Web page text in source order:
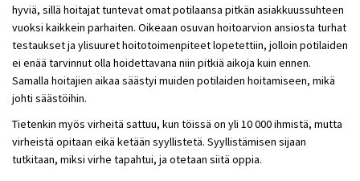
hyviä, sillä hoitajat tuntevat omat potilaansa pitkän asiakkuussuhteen
vuoksi kaikkein parhaiten. Oikeaan osuvan hoitoarvion ansiosta turhat
testaukset ja ylisuuret hoitotoimenpiteet lopetettiin, jolloin potilaiden
ei enää tarvinnut olla hoidettavana niin pitkiä aikoja kuin ennen.
Samalla hoitajien aikaa säästyi muiden potilaiden hoitamiseen, mikä
johti säästöihin.
Tietenkin myös virheitä sattuu, kun töissä on yli 10 000 ihmistä, mutta
virheistä opitaan eikä ketään syyllistetä. Syyllistämisen sijaan
tutkitaan, miksi virhe tapahtui, ja otetaan siitä oppia.